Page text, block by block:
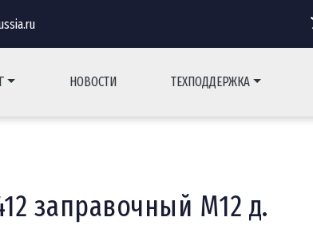
НОВОСТИ ТЕХПОДДЕРЖКА
заправочный М12 д.